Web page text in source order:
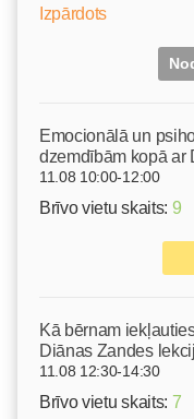
Izpārdots
Emocionālā un
dzemdībām kopā ar
11.08 10:00-12:00
Brīvo vietu skaits: 9
Kā bērnam
Diānas Zandes
11.08 12:30-14:30
Brīvo vietu skaits: 7